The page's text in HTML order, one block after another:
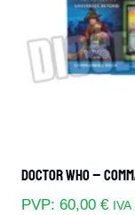
Doctor Who –
PVP: 60,00 €